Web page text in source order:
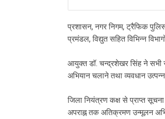
प्रशासन, नगर निगम, ट्रैफिक
प्रमंडल, विद्युत सहित विभिन्न
आयुक्त डॉ. चन्द्रशेखर सिंह ने सभी
अभियान चलाने तथा व्यवधान
जिला नियंत्रण कक्ष से प्राप्त
अपराह्न तक अतिक्रमण उन्मूलन